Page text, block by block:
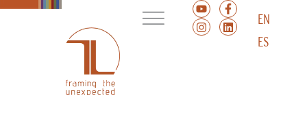
EN
ES